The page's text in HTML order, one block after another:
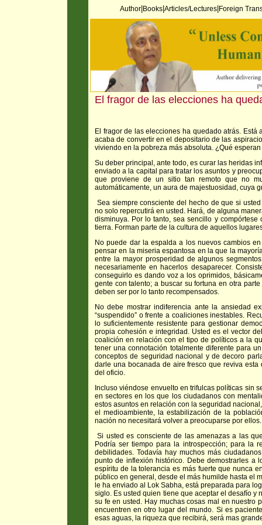
Author Books Articles/Lectures Foreign
El fragor de las elecciones ha
El fragor de las elecciones ha quedado atrás.
acaba de convertir en el depositario de las
viviendo en la pobreza más absoluta. ¿Qué
Su deber principal, ante todo, es curar las heridas
enviado a la capital para tratar los asuntos y
que proviene de un sitio tan remoto que no
automáticamente, un aura de majestuosidad, cuya
Sea siempre consciente del hecho de que si
no solo repercutirá en usted. Hará, de alguna
disminuya. Por lo tanto, sea sencillo y
tierra. Forman parte de la cultura de aquellos
No puede dar la espalda a los nuevos cambios
pensar en la miseria espantosa en la que la
entre la mayor prosperidad de algunos
necesariamente en hacerlos desaparecer.
conseguirlo es dando voz a los oprimidos,
gente con talento; a buscar su fortuna en otra
deben ser por lo tanto recompensados.
No debe mostrar indiferencia ante la ansiedad
“suspendido” o frente a coaliciones inestables.
lo suficientemente resistente para gestionar
propia cohesión e integridad. Usted es el vector
coalición en relación con el tipo de políticos a la
tener una connotación totalmente diferente para
conceptos de seguridad nacional y de decoro
darle una bocanada de aire fresco que reviva
del oficio.
Incluso viéndose envuelto en trifulcas políticas sin
en sectores en los que los ciudadanos con
estos asuntos en relación con la seguridad
el medioambiente, la estabilización de la
nación no necesitará volver a preocuparse por ellos.
Si usted es consciente de las amenazas a las
Podría ser tiempo para la introspección; para la
debilidades. Todavía hay muchos más
punto de inflexión histórico. Debe demostrarles a
espíritu de la tolerancia es más fuerte que nunca
público en general, desde el más humilde hasta el
le ha enviado al Lok Sabha, está preparada para
siglo. Es usted quien tiene que aceptar el desafío y
su fe en usted. Hay muchas cosas mal en nuestro
encuentren en otro lugar del mundo. Si es
esas aguas, la riqueza que recibirá, será mas